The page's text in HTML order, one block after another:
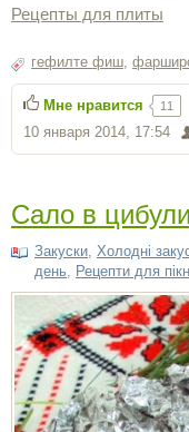
Рецепты для плиты
гефилте фиш,
10 января 2014, 17:54
Мне нравится 11
Сало в
Закуски, Холодні
день, Рецепти для